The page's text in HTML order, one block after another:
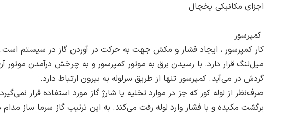
اجزای مکانیکی یخچال
کمپرسور
کار کمپرسور ، ایجاد فشار و مکش جهت به حرکت در آوردن گاز در سیستم
میل‌لنگ قرار دارد. با رسیدن برق به موتور کمپرسور و به چرخش در‌آمدن
گردش در می‌آید. کمپرسور تنها از طریق سرلوله به بیرون ارتباط دارد.
صرف‌نظر از لوله کور که جز در موارد تخلیه یا شارژ گاز مورد استفاده قرار
برگشت مکیده و با فشار وارد لوله رفت می‌کند. به این ترتیب گاز سرما ساز